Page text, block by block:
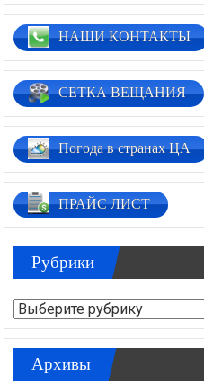
НАШИ КОНТАКТЫ
СЕТКА ВЕЩАНИЯ
Погода в странах ЦА
ПРАЙС ЛИСТ
Рубрики
Рубрики
Архивы